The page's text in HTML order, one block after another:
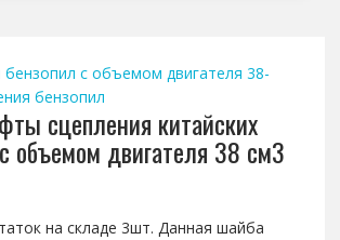
бензопил с объемом двигателя 38-
бензопил
сцепления китайских
объемом двигателя 38 см3
на складе 3шт. Данная шайба